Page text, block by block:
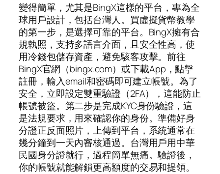
變得簡單，尤其是BingX這樣的平台，專為全
球用戶設計，包括台灣人。買虛擬貨幣教學
的第一步，是選擇可靠的平台。BingX擁有合
規執照，支持多語言介面，且安全性高，使
用冷錢包儲存資產，避免駭客攻擊。前往
BingX官網（bingx.com）或下載App，點擊
註冊，輸入email和密碼即可建立帳號。為了
安全，立即設定雙重驗證（2FA），這能防止
帳號被盜。第二步是完成KYC身份驗證，這
是法規要求，用來確認你的身份。準備好身
分證正反面照片，上傳到平台，系統通常在
幾分鐘到一天內審核通過。台灣用戶用中華
民國身分證就行，過程簡單無痛。驗證後，
你的帳號就能解鎖更高額度的交易和提領。